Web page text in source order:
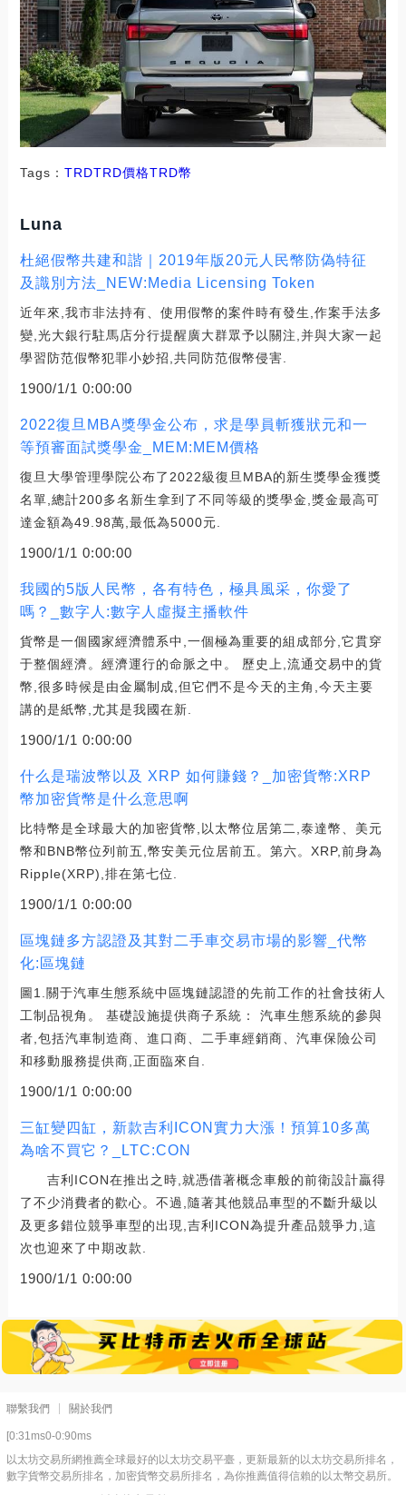
Tags： TRDTRD價格TRD幣
Luna
杜絕假幣共建和諧｜2019年版20元人民幣防偽特征
及識別方法_NEW:Media Licensing Token
近年來,我市非法持有、使用假幣的案件時有發生,作案手法多
變,光大銀行駐馬店分行提醒廣大群眾予以關注,并與大家一起
學習防范假幣犯罪小妙招,共同防范假幣侵害.
1900/1/1 0:00:00
2022復旦MBA獎學金公布，求是學員斬獲狀元和一
等預審面試獎學金_MEM:MEM價格
復旦大學管理學院公布了2022級復旦MBA的新生獎學金獲獎
名單,總計200多名新生拿到了不同等級的獎學金,獎金最高可
達金額為49.98萬,最低為5000元.
1900/1/1 0:00:00
我國的5版人民幣，各有特色，極具風采，你愛了
嗎？_數字人:數字人虛擬主播軟件
貨幣是一個國家經濟體系中,一個極為重要的組成部分,它貫穿
于整個經濟。經濟運行的命脈之中。 歷史上,流通交易中的貨
幣,很多時候是由金屬制成,但它們不是今天的主角,今天主要
講的是紙幣,尤其是我國在新.
1900/1/1 0:00:00
什么是瑞波幣以及 XRP 如何賺錢？_加密貨幣:XRP
幣加密貨幣是什么意思啊
比特幣是全球最大的加密貨幣,以太幣位居第二,泰達幣、美元
幣和BNB幣位列前五,幣安美元位居前五。第六。XRP,前身為
Ripple(XRP),排在第七位.
1900/1/1 0:00:00
區塊鏈多方認證及其對二手車交易市場的影響_代幣
化:區塊鏈
圖1.關于汽車生態系統中區塊鏈認證的先前工作的社會技術人
工制品視角。 基礎設施提供商子系統： 汽車生態系統的參與
者,包括汽車制造商、進口商、二手車經銷商、汽車保險公司
和移動服務提供商,正面臨來自.
1900/1/1 0:00:00
三缸變四缸，新款吉利ICON實力大漲！預算10多萬
為啥不買它？_LTC:CON
吉利ICON在推出之時,就憑借著概念車般的前衛設計贏得
了不少消費者的歡心。不過,隨著其他競品車型的不斷升級以
及更多錯位競爭車型的出現,吉利ICON為提升產品競爭力,這
次也迎來了中期改款.
1900/1/1 0:00:00
聯繫我們 關於我們
[0:31ms0-0:90ms
以太坊交易所網推薦全球最好的以太坊交易平臺，更新最新的以太坊交易所排名，
數字貨幣交易所排名，加密貨幣交易所排名，為你推薦值得信賴的以太幣交易所。